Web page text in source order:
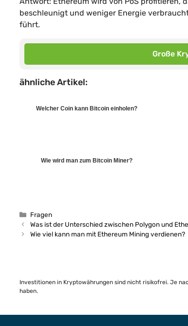
beschleunigt und weniger Energie
führt.
Große
ähnliche Artikel:
Welcher Coin kann Bitcoin einholen?
Wie wird man zum Bitcoin Miner?
Kategorien
Fragen
Was ist der Unterschied zwischen Polygon und
Wie viel kann man mit Ethereum Mining verdienen?
Investitionen in Kryptowährungen sind nicht risikofrei. Je
haben.